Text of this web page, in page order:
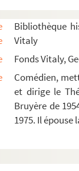
Bibliothèque
Vitaly
Fonds Vitaly,
Comédien,
et dirige le
Bruyère de
1975. Il épouse
(1945)